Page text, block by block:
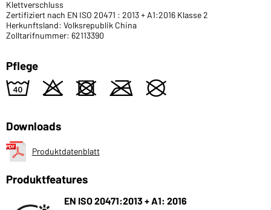
Klettverschluss
Zertifiziert nach EN ISO 20471 : 2013 + A1:2016 Klasse 2
Herkunftsland: Volksrepublik China
Zolltarifnummer: 62113390
Pflege
8 o d m U
Downloads
Produktdatenblatt
Produktfeatures
EN ISO 20471:2013 + A1: 2016